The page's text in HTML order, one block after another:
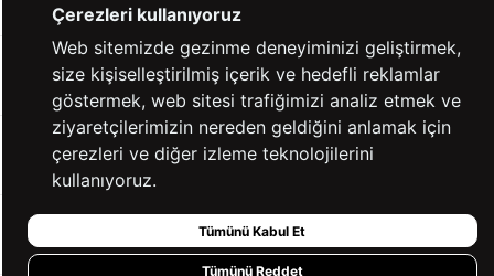
YARDIM
BİZE ULAŞIN
HIZLI ERİŞİM
Çerezleri kullanıyoruz
Web sitemizde gezinme deneyiminizi geliştirmek,
size kişiselleştirilmiş içerik ve hedefli reklamlar
göstermek, web sitesi trafiğimizi analiz etmek ve
ziyaretçilerimizin nereden geldiğini anlamak için
çerezleri ve diğer izleme teknolojilerini
kullanıyoruz.
Tümünü Kabul Et
Tümünü Reddet